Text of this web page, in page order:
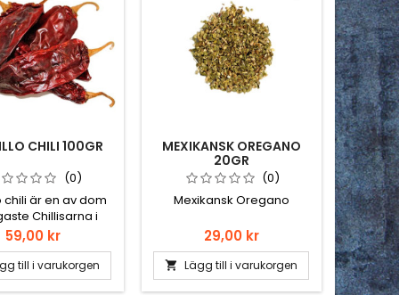
CHILI 100GR
(0)
chili är en av dom
Chillisarna i
och en personlig
är en mild
toner av bär, grönt
och garvsyra
Pris
59,00 kr
till i varukorgen
MEXIKANSK OREGANO
20GR
(0)
Mexikansk Oregano
Pris
29,00 kr
 Lägg till i varukorgen